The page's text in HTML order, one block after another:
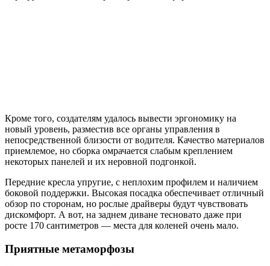
Кроме того, создателям удалось вывести эргономику на
новый уровень, разместив все органы управления в
непосредственной близости от водителя. Качество материалов
приемлемое, но сборка омрачается слабым креплением
некоторых панелей и их неровной подгонкой.
Передние кресла упругие, с неплохим профилем и наличием
боковой поддержки. Высокая посадка обеспечивает отличный
обзор по сторонам, но рослые драйверы будут чувствовать
дискомфорт. А вот, на заднем диване тесновато даже при
росте 170 сантиметров — места для коленей очень мало.
Приятные метаморфозы